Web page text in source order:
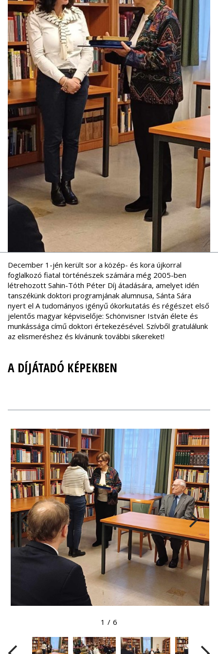
December 1-jén került sor a közép- és kora újkorral
foglalkozó fiatal történészek számára még 2005-ben
létrehozott Sahin-Tóth Péter Díj átadására, amelyet idén
tanszékünk doktori programjának alumnusa, Sánta Sára
nyert el A tudományos igényű ókorkutatás és régészet első
jelentős magyar képviselője: Schönvisner István élete és
munkássága című doktori értekezésével. Szívből gratulálunk
az elismeréshez és kívánunk további sikereket!
A DÍJÁTADÓ KÉPEKBEN
1 / 6